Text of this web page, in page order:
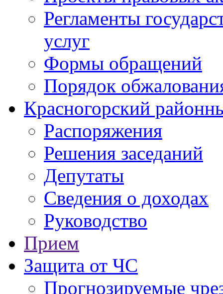
Регламенты
услуг
Формы обращений
Порядок
Красногорский
Распоряжения
Решения заседаний
Депутаты
Сведения о доходах
Руководство
Прием
Защита от ЧС
Прогнозируемые